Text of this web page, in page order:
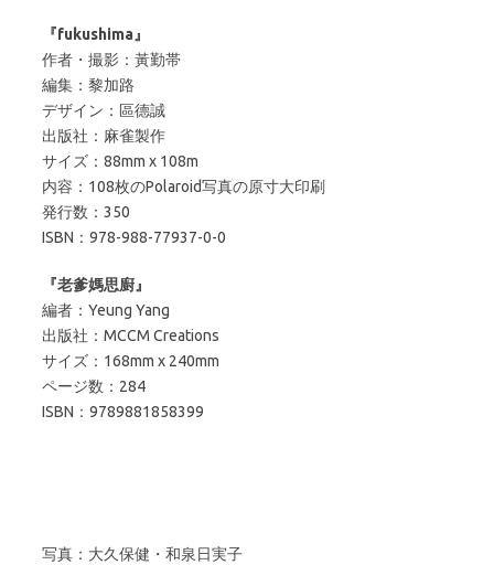
『fukushima』
作者・撮影：黃勤帯
編集：黎加路
デザイン：區德誠
出版社：麻雀製作
サイズ：88mm x 108m
内容：108枚のPolaroid写真の原寸大印刷
発行数：350
ISBN：978-988-77937-0-0
『老爹媽思廚』
編者：Yeung Yang
出版社：MCCM Creations
サイズ：168mm x 240mm
ページ数：284
ISBN：9789881858399
写真：大久保健・和泉日実子